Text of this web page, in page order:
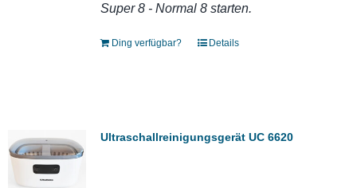
Super 8 - Normal 8 starten.
Ding verfügbar? Details
Ultraschallreinigungsgerät UC 6620